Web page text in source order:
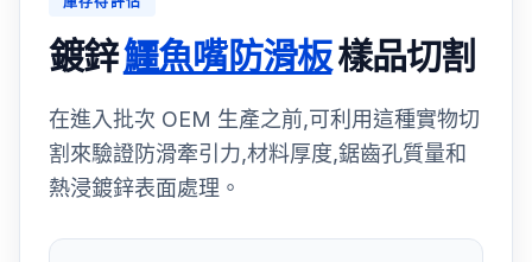
鍍鋅鱷魚嘴防滑板樣品切割
在進入批次 OEM 生產之前,可利用這種實物切
割來驗證防滑牽引力,材料厚度,鋸齒孔質量和
熱浸鍍鋅表面處理。